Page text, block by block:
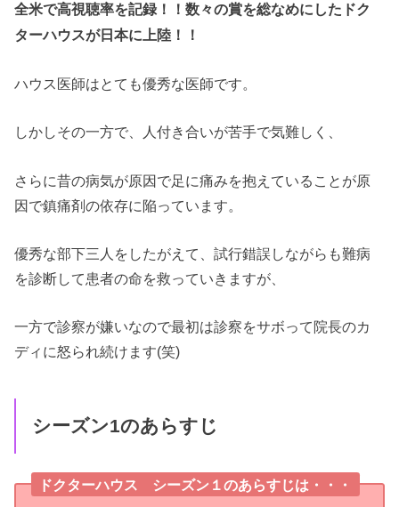
全米で高視聴率を記録！！数々の賞を総なめにしたドク
ターハウスが日本に上陸！！
ハウス医師はとても優秀な医師です。
しかしその一方で、人付き合いが苦手で気難しく、
さらに昔の病気が原因で足に痛みを抱えていることが原
因で鎮痛剤の依存に陥っています。
優秀な部下三人をしたがえて、試行錯誤しながらも難病
を診断して患者の命を救っていきますが、
一方で診察が嫌いなので最初は診察をサボって院長のカ
ディに怒られ続けます(笑)
シーズン1のあらすじ
ドクターハウス シーズン１のあらすじは・・・